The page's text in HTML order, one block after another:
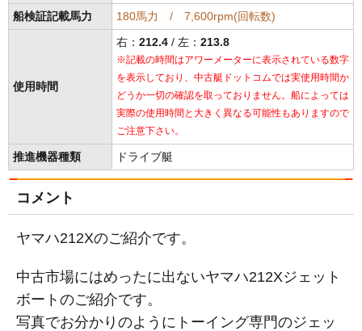
船検証記載馬力 180馬力 / 7,600rpm(回転数)
使用時間
右： 212.4 / 左： 213.8
※記載の時間はアワーメーターに表示されている数字
を表示しており、中古艇ドットコムでは実使用時間か
どうか一切の確認を取っておりません。船によっては
実際の使用時間と大きく異なる可能性もありますので
ご注意下さい。
推進機器種類 ドライブ艇
コメント
ヤマハ212Xのご紹介です。
中古市場にはめったに出ないヤマハ212Xジェット
ボートのご紹介です。
写真でお分かりのようにトーイング専門のジェッ